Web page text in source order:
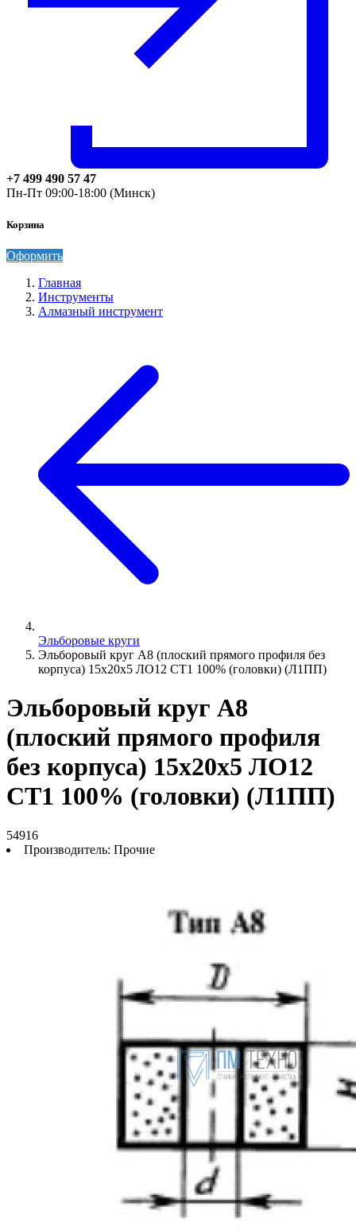
+7 499 490 57 47
Пн-Пт 09:00-18:00 (Минск)
Корзина
Оформить
Главная
Инструменты
Алмазный инструмент
Эльборовые круги
Эльборовый круг А8 (плоский прямого профиля без
корпуса) 15х20х5 ЛО12 СТ1 100% (головки) (Л1ПП)
Эльборовый круг А8
(плоский прямого профиля
без корпуса) 15х20х5 ЛО12
СТ1 100% (головки) (Л1ПП)
54916
Производитель: Прочие